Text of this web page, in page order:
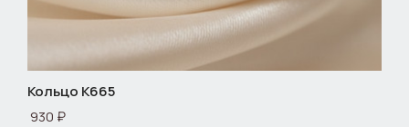
Кольцо К665
930 ₽